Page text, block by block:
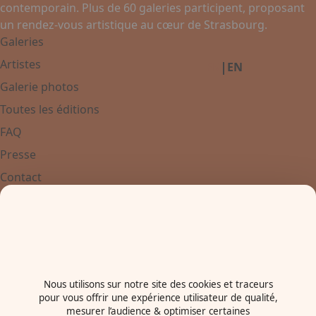
Facebook
Instagram
Linkedin
| EN
contemporain. Plus de 60 galeries participent, proposant
un rendez-vous artistique au cœur de Strasbourg.
Galeries
Artistes
Galerie photos
Toutes les éditions
FAQ
Presse
Contact
Contactez-nous
France
Newsletter
Nous utilisons sur notre site des cookies et traceurs
pour vous offrir une expérience utilisateur de qualité,
mesurer l’audience & optimiser certaines